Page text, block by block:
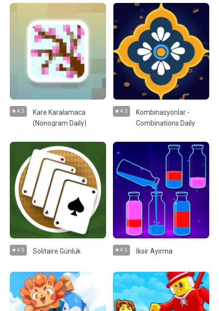
4.5
Kare Karalamaca
(Nonogram Daily)
4.3
Kombinasyonlar -
Combinations Daily
4.5 Solitaire Günlük 4.5 İksir Ayırma